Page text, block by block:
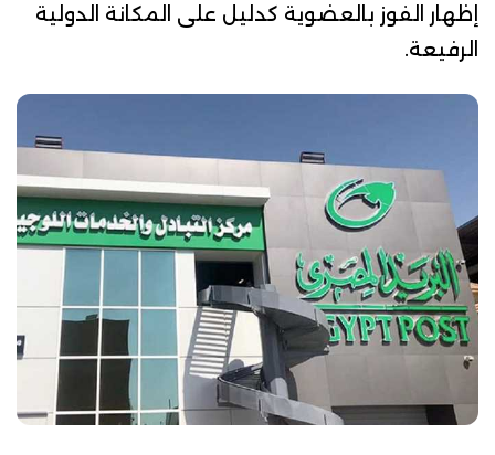
إظهار الفوز بالعضوية كدليل على المكانة الدولية
الرفيعة.